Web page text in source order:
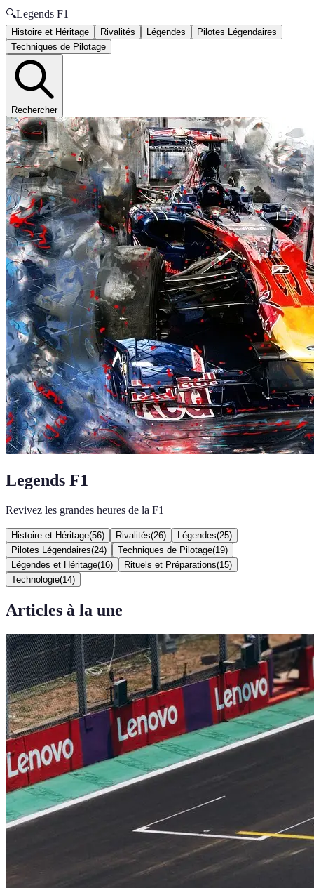
🔍Legends F1
Histoire et Héritage Rivalités Légendes
Pilotes Légendaires
Techniques de Pilotage
Rechercher
Legends F1
Revivez les grandes heures de la F1
Histoire et Héritage(56) Rivalités(26) Légendes(25)
Pilotes Légendaires(24) Techniques de Pilotage(19)
Légendes et Héritage(16) Rituels et Préparations(15)
Technologie(14)
Articles à la une